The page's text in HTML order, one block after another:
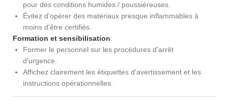
pour des conditions humides / poussiéreuses.
Évitez d'opérer des matériaux presque inflammables à
moins d'être certifiés.
Formation et sensibilisation:
Former le personnel sur les procédures d'arrêt
d'urgence.
Affichez clairement les étiquettes d'avertissement et les
instructions opérationnelles.